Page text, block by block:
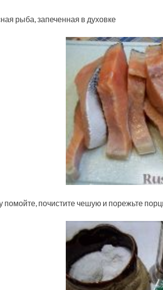
рыба, запеченная в духовке
помойте, почистите чешую и порежьте